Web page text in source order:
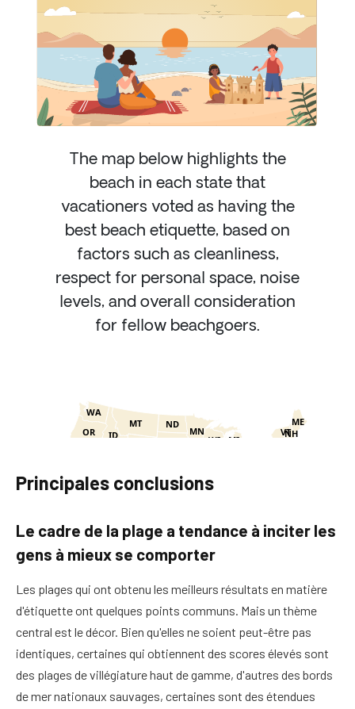
Principales conclusions
Le cadre de la plage a tendance à inciter les
gens à mieux se comporter
Les plages qui ont obtenu les meilleurs résultats en matière
d'étiquette ont quelques points communs. Mais un thème
central est le décor. Bien qu'elles ne soient peut-être pas
identiques, certaines qui obtiennent des scores élevés sont
des plages de villégiature haut de gamme, d'autres des bords
de mer nationaux sauvages, certaines sont des étendues